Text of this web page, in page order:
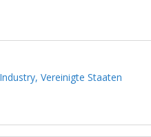
Vereinigte Staaten